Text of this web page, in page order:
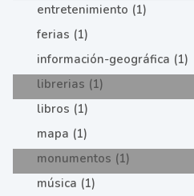
entretenimiento (1)
ferias (1)
información-geográfica (1)
librerias (1)
libros (1)
mapa (1)
monumentos (1)
música (1)